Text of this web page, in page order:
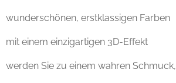
wunderschönen, erstklassigen Farben
mit einem einzigartigen 3D-Effekt
werden Sie zu einem wahren Schmuck,